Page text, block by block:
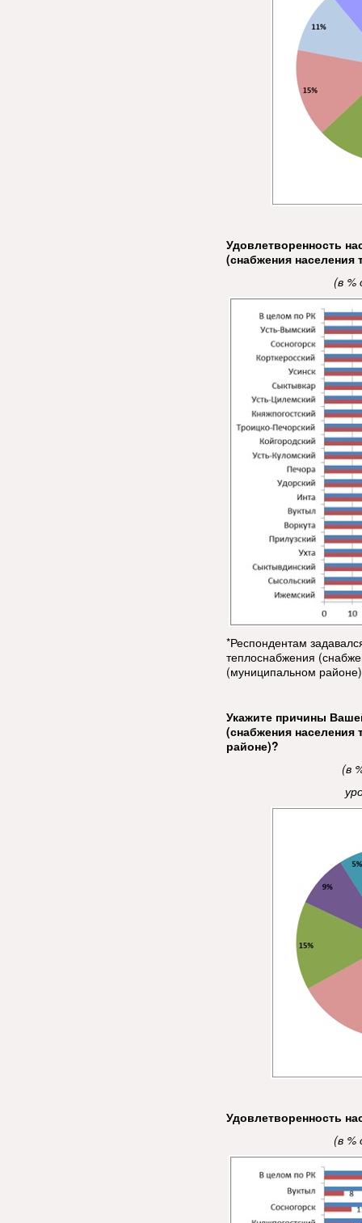
Удовлетворенность
(снабжения
(в %
*Респондентам
теплоснабжения
(муниципальном
Укажите причины
(снабжения
районе)?
(в
Удовлетворенность
(в %